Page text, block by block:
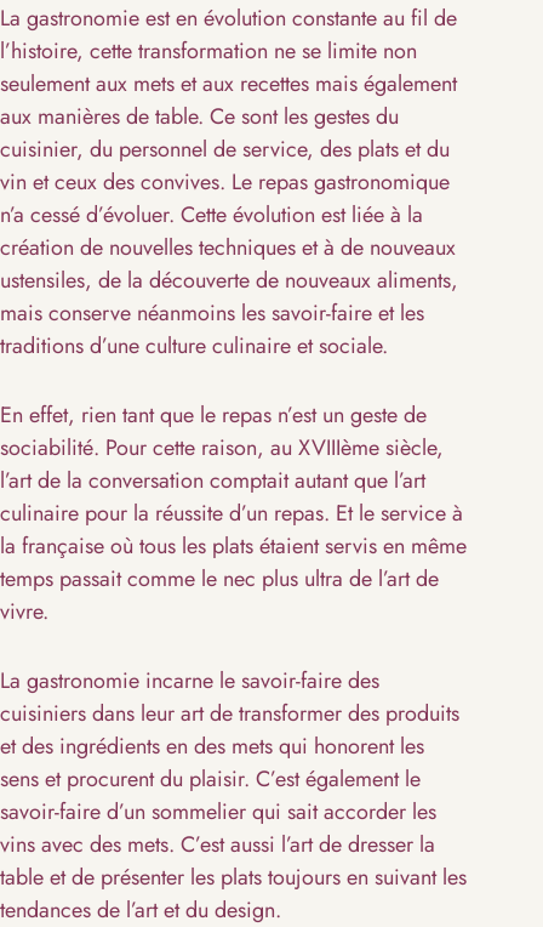
La gastronomie est en évolution constante au fil de
l’histoire, cette transformation ne se limite non
seulement aux mets et aux recettes mais également
aux manières de table. Ce sont les gestes du
cuisinier, du personnel de service, des plats et du
vin et ceux des convives. Le repas gastronomique
n’a cessé d’évoluer. Cette évolution est liée à la
création de nouvelles techniques et à de nouveaux
ustensiles, de la découverte de nouveaux aliments,
mais conserve néanmoins les savoir-faire et les
traditions d’une culture culinaire et sociale.
En effet, rien tant que le repas n’est un geste de
sociabilité. Pour cette raison, au XVIIIème siècle,
l’art de la conversation comptait autant que l’art
culinaire pour la réussite d’un repas. Et le service à
la française où tous les plats étaient servis en même
temps passait comme le nec plus ultra de l’art de
vivre.
La gastronomie incarne le savoir-faire des
cuisiniers dans leur art de transformer des produits
et des ingrédients en des mets qui honorent les
sens et procurent du plaisir. C’est également le
savoir-faire d’un sommelier qui sait accorder les
vins avec des mets. C’est aussi l’art de dresser la
table et de présenter les plats toujours en suivant les
tendances de l’art et du design.